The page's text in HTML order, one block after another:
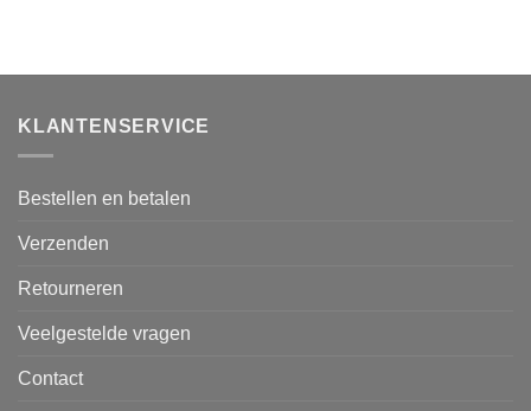
KLANTENSERVICE
Bestellen en betalen
Verzenden
Retourneren
Veelgestelde vragen
Contact